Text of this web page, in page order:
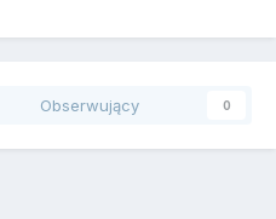
Obserwujący 0